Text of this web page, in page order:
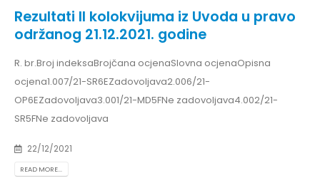
Rezultati II kolokvijuma iz Uvoda u pravo
održanog 21.12.2021. godine
R. br.Broj indeksaBrojčana ocjenaSlovna ocjenaOpisna
ocjena1.007/21-SR6EZadovoljava2.006/21-
OP6EZadovoljava3.001/21-MD5FNe zadovoljava4.002/21-
SR5FNe zadovoljava
22/12/2021
READ MORE...